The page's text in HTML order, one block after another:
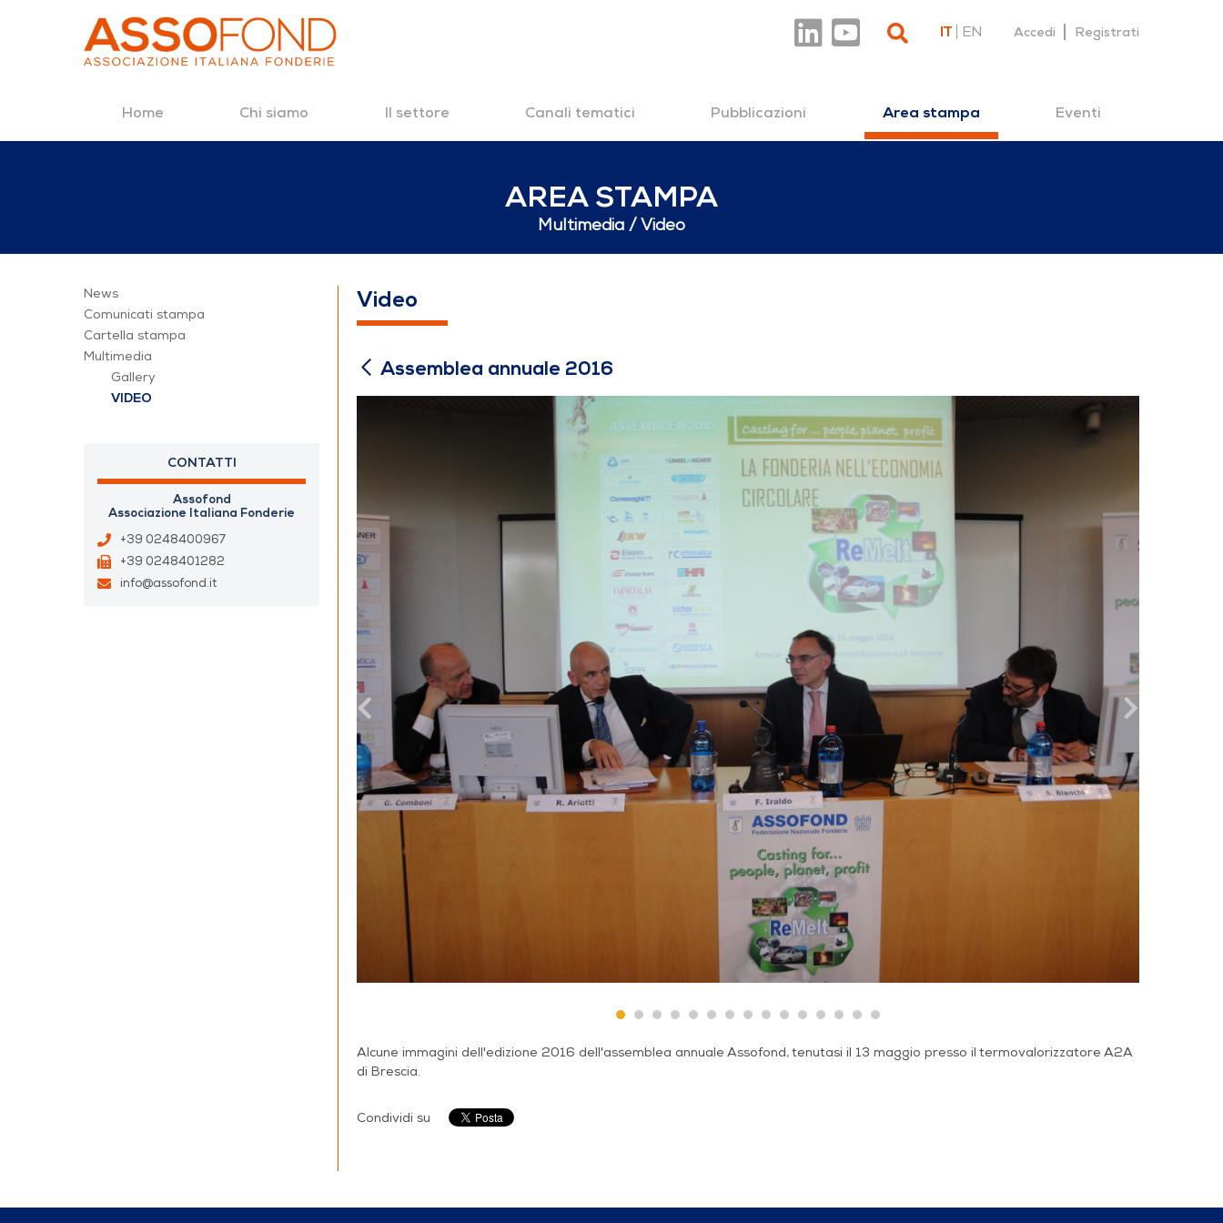
IT EN Accedi Registrati
Home Chi siamo Il settore Canali tematici Pubblicazioni Area stampa Eventi
AREA STAMPA
Multimedia Video
Assemblea annuale 2016
News
Comunicati stampa
Cartella stampa
Multimedia
Gallery
VIDEO
CONTATTI
Assofond
Associazione Italiana Fonderie
+39 0248400967
+39 0248401282
info@assofond.it
Video
Assemblea annuale 2016
Alcune immagini dell'edizione 2016 dell'assemblea annuale Assofond, tenutasi il 13 maggio presso il termovalorizzatore A2A
di Brescia.
Condividi su